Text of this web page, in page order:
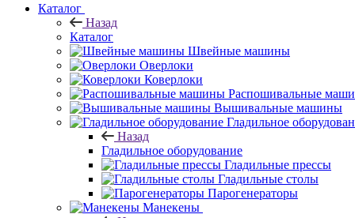
Каталог
Назад
Каталог
Швейные машины
Оверлоки
Коверлоки
Распошивальные
Вышивальные машины
Гладильное
Назад
Гладильное оборудование
Гладильные прессы
Гладильные столы
Парогенераторы
Манекены